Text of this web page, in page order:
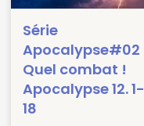
Série
Apocalypse#02
Quel combat !
Apocalypse 12. 1-
18